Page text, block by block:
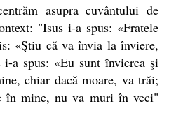
asupra cuvântului de
"Isus i-a spus: «Fratele
«Ştiu că va învia la înviere,
a spus: «Eu sunt învierea şi
chiar dacă moare, va trăi;
în mine, nu va muri în veci"